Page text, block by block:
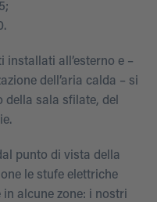
installati all’esterno e –
dell’aria calda – si
sala sfilate, del
punto di vista della
le stufe elettriche
alcune zone: i nostri